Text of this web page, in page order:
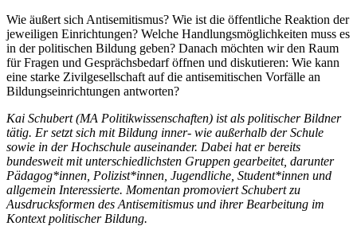
Wie äußert sich Antisemitismus? Wie ist die öffentliche Reaktion der
jeweiligen Einrichtungen? Welche Handlungsmöglichkeiten muss es
in der politischen Bildung geben? Danach möchten wir den Raum
für Fragen und Gesprächsbedarf öffnen und diskutieren: Wie kann
eine starke Zivilgesellschaft auf die antisemitischen Vorfälle an
Bildungseinrichtungen antworten?
Kai Schubert (MA Politikwissenschaften) ist als politischer Bildner
tätig. Er setzt sich mit Bildung inner- wie außerhalb der Schule
sowie in der Hochschule auseinander. Dabei hat er bereits
bundesweit mit unterschiedlichsten Gruppen gearbeitet, darunter
Pädagog*innen, Polizist*innen, Jugendliche, Student*innen und
allgemein Interessierte. Momentan promoviert Schubert zu
Ausdrucksformen des Antisemitismus und ihrer Bearbeitung im
Kontext politischer Bildung.